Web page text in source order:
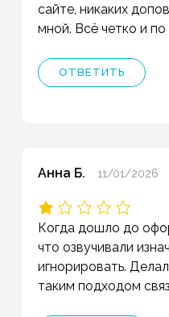
сайте, никаких
мной. Всё четко и
ОТВЕТИТЬ
Анна Б. 11/01/2026
Когда дошло до
что озвучивали
игнорировать.
таким подходом